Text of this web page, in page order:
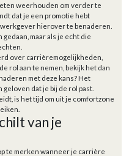
weerhouden om verder te
dat je een promotie hebt
hierover te benaderen.
maar als je echt die
over carrièremogelijkheden,
rol aan te nemen, bekijk het dan
met deze kans? Het
dat je bij de rol past.
is het tijd om uit je comfortzone
van je
te merken wanneer je carrière